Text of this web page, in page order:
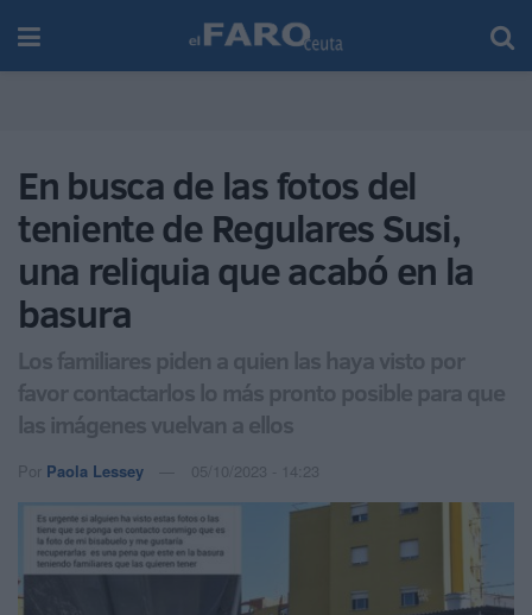
En busca de las fotos del
teniente de Regulares Susi,
una reliquia que acabó en la
basura
Los familiares piden a quien las haya visto por
favor contactarlos lo más pronto posible para que
las imágenes vuelvan a ellos
Por Paola Lessey 05/10/2023 - 14:23